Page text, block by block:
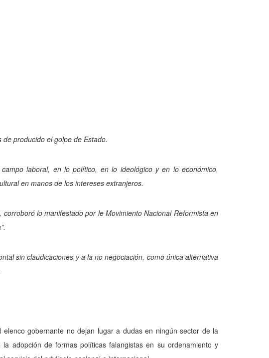
producido el golpe de Estado.
laboral, en lo político, en lo ideológico y en lo económico,
en manos de los intereses extranjeros.
lo manifestado por le Movimiento Nacional Reformista en
sin claudicaciones y a la no negociación, como única alternativa
gobernante no dejan lugar a dudas en ningún sector de la
adopción de formas políticas falangistas en su ordenamiento y